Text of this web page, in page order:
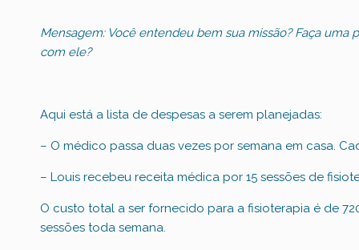
Mensagem: Você entendeu bem sua missão? Faça uma
com ele?
Aqui está a lista de despesas a serem planejadas:
– O médico passa duas vezes por semana em casa.
– Louis recebeu receita médica por 15 sessões de
O custo total a ser fornecido para a fisioterapia é de
sessões toda semana.